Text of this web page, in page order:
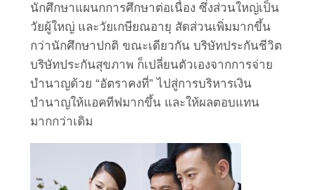
นักศึกษาแผนกการศึกษาต่อเนื่อง ซึ่งส่วนใหญ่เป็น
วัยผู้ใหญ่ และวัยเกษียณอายุ สัดส่วนเพิ่มมากขึ้น
กว่านักศึกษาปกติ ขณะเดียวกัน บริษัทประกันชีวิต
บริษัทประกันสุขภาพ ก็เปลี่ยนตัวเองจากการจ่าย
บำนาญด้วย “อัตราคงที่” ไปสู่การบริหารเงิน
บำนาญให้แอคทีฟมากขึ้น และให้ผลตอบแทน
มากกว่าเดิม